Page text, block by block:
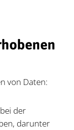
von Da­ten:
der
darunter